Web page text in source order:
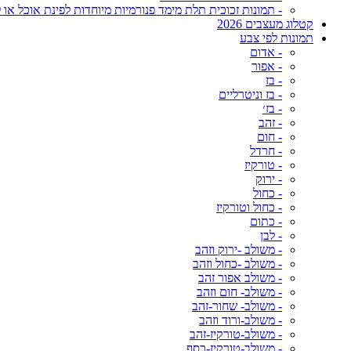
- תמונות זכוכית תלת מימד פנורמיות מיוחדות לפינת אוכל או
קטלוג מעצבים 2026
תמונות לפי צבע
- אדום
- אפור
- בז
- בז וניטרליים
- בז׳
- זהב
- חום
- חרדל
- טורקיז
- ירוק
- כחול
- כחול וטורקיז
- כתום
- לבן
- משולב -ירוק וזהב
- משולב -כחול וזהב
- משולב אפור זהב
- משולב- חום וזהב
- משולב- שחור-זהב
- משולב-ורוד וזהב
- משולב-טורקיז-זהב
- משולב-טורקיז-כסף